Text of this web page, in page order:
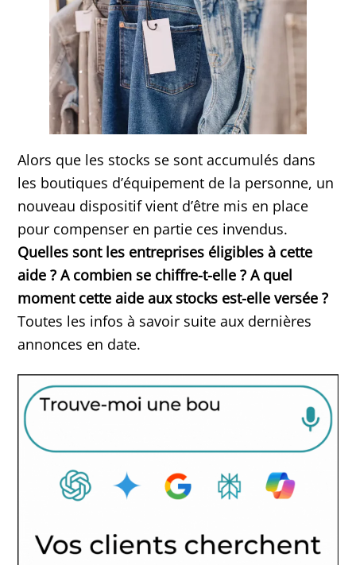
Alors que les stocks se sont accumulés dans
les boutiques d’équipement de la personne, un
nouveau dispositif vient d’être mis en place
pour compenser en partie ces invendus.
Quelles sont les entreprises éligibles à cette
aide ? A combien se chiffre-t-elle ? A quel
moment cette aide aux stocks est-elle versée ?
Toutes les infos à savoir suite aux dernières
annonces en date.